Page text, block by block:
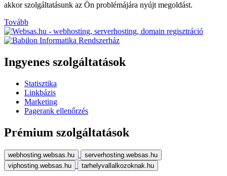
akkor szolgáltatásunk az Ön problémájára nyújt megoldást.
Tovább
Ingyenes szolgáltatások
Statisztika
Linkbázis
Marketing
Pagerank ellenőrzés
Prémium szolgáltatások
webhosting.websas.hu
serverhosting.websas.hu
viphosting.websas.hu
tarhelyvallalkozoknak.hu